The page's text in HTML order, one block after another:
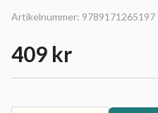
Artikelnummer: 9789171265197
409 kr